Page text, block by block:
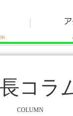
コラ
COLUMN